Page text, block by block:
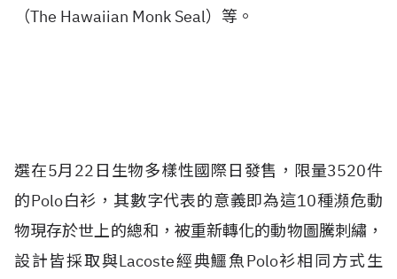
（The Hawaiian Monk Seal）等。
選在5月22日生物多樣性國際日發售，限量3520件
的Polo白衫，其數字代表的意義即為這10種瀕危動
物現存於世上的總和，被重新轉化的動物圖騰刺繡，
設計皆採取與Lacoste經典鱷魚Polo衫相同方式生